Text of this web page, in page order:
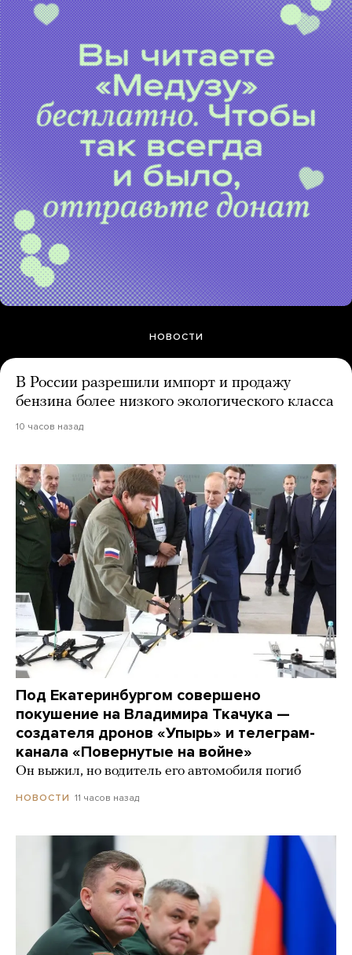
НОВОСТИ
В России разрешили импорт и продажу
бензина более низкого экологического класса
10 часов назад
Под Екатеринбургом совершено
покушение на Владимира Ткачука —
создателя дронов «Упырь» и телеграм-
канала «Повернутые на войне»
Он выжил, но водитель его автомобиля погиб
НОВОСТИ 11 часов назад